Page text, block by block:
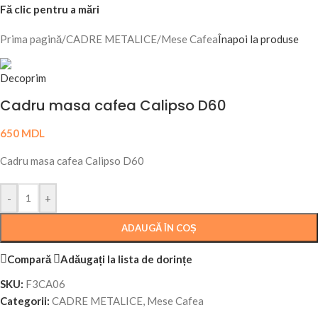
Fă clic pentru a mări
Prima pagină/CADRE METALICE/Mese CafeaÎnapoi la produse
Cadru masa cafea Calipso D60
650 MDL
Cadru masa cafea Calipso D60
- +
ADAUGĂ ÎN COȘ
Compară
Adăugați la lista de dorințe
SKU: F3CA06
Categorii: CADRE METALICE, Mese Cafea